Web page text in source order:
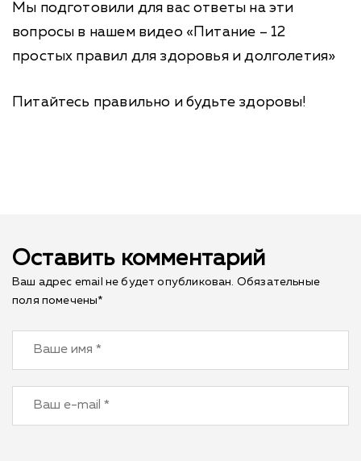
Мы подготовили для вас ответы на эти
вопросы в нашем видео «Питание – 12
простых правил для здоровья и долголетия»
Питайтесь правильно и будьте здоровы!
Оставить комментарий
Ваш адрес email не будет опубликован. Обязательные
поля помечены*